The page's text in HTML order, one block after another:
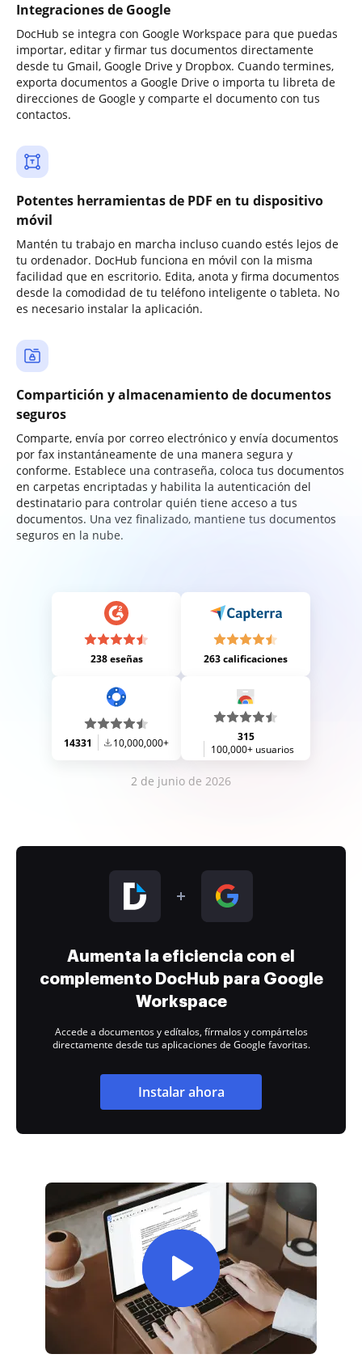
Integraciones de Google
DocHub se integra con Google Workspace para que puedas
importar, editar y firmar tus documentos directamente
desde tu Gmail, Google Drive y Dropbox. Cuando termines,
exporta documentos a Google Drive o importa tu libreta de
direcciones de Google y comparte el documento con tus
contactos.
Potentes herramientas de PDF en tu dispositivo
móvil
Mantén tu trabajo en marcha incluso cuando estés lejos de
tu ordenador. DocHub funciona en móvil con la misma
facilidad que en escritorio. Edita, anota y firma documentos
desde la comodidad de tu teléfono inteligente o tableta. No
es necesario instalar la aplicación.
Compartición y almacenamiento de documentos
seguros
Comparte, envía por correo electrónico y envía documentos
por fax instantáneamente de una manera segura y
conforme. Establece una contraseña, coloca tus documentos
en carpetas encriptadas y habilita la autenticación del
destinatario para controlar quién tiene acceso a tus
documentos. Una vez finalizado, mantiene tus documentos
seguros en la nube.
238 eseñas 263 calificaciones
14331 10,000,000+
315
100,000+ usuarios
2 de junio de 2026
Aumenta la eficiencia con el
complemento DocHub para Google
Workspace
Accede a documentos y edítalos, fírmalos y compártelos
directamente desde tus aplicaciones de Google favoritas.
Instalar ahora